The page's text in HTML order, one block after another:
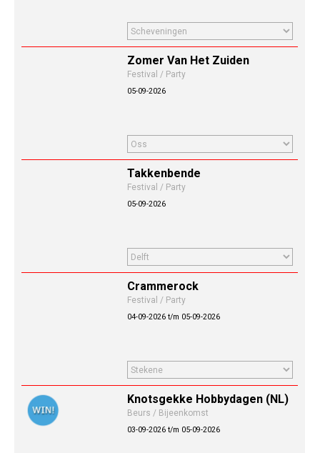
Zomer Van Het Zuiden
Festival / Party
05-09-2026
Takkenbende
Festival / Party
05-09-2026
Crammerock
Festival / Party
04-09-2026 t/m 05-09-2026
Knotsgekke Hobbydagen (NL)
Beurs / Bijeenkomst
03-09-2026 t/m 05-09-2026